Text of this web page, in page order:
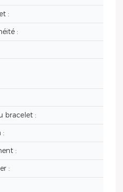
:
:
bracelet :
:
:
: